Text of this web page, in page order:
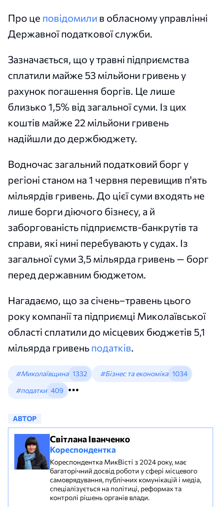
Про це повідомили в обласному управлінні
Державної податкової служби.
Зазначається, що у травні підприємства
сплатили майже 53 мільйони гривень у
рахунок погашення боргів. Це лише
близько 1,5% від загальної суми. Із цих
коштів майже 22 мільйони гривень
надійшли до держбюджету.
Водночас загальний податковий борг у
регіоні станом на 1 червня перевищив п'ять
мільярдів гривень. До цієї суми входять не
лише борги діючого бізнесу, а й
заборгованість підприємств-банкрутів та
справи, які нині перебувають у судах. Із
загальної суми 3,5 мільярда гривень — борг
перед державним бюджетом.
Нагадаємо, що за січень–травень цього
року компанії та підприємці Миколаївської
області сплатили до місцевих бюджетів 5,1
мільярда гривень податків.
#Миколаївщина 1332 #Бізнес та економіка 1034
#податки 409
АВТОР
Світлана Іванченко
Кореспондентка
Кореспондентка МикВісті з 2024 року, має
багаторічний досвід роботи у сфері місцевого
самоврядування, публічних комунікацій і медіа,
спеціалізується на політиці, реформах та
контролі рішень органів влади.